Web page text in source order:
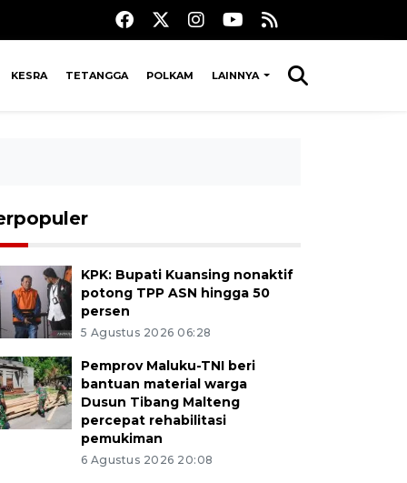
KESRA TETANGGA POLKAM LAINNYA
KPK: Bupati Kuansing nonaktif
potong TPP ASN hingga 50
persen
5 Agustus 2026 06:28
Pemprov Maluku-TNI beri
bantuan material warga
Dusun Tibang Malteng
percepat rehabilitasi
pemukiman
6 Agustus 2026 20:08